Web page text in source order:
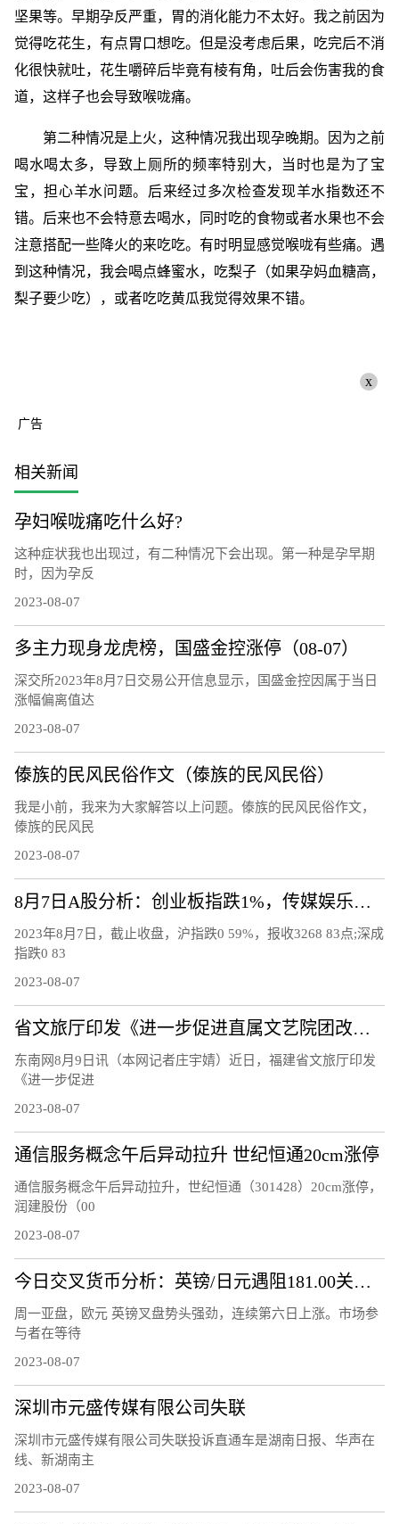
坚果等。早期孕反严重，胃的消化能力不太好。我之前因为
觉得吃花生，有点胃口想吃。但是没考虑后果，吃完后不消
化很快就吐，花生嚼碎后毕竟有棱有角，吐后会伤害我的食
道，这样子也会导致喉咙痛。
第二种情况是上火，这种情况我出现孕晚期。因为之前
喝水喝太多，导致上厕所的频率特别大，当时也是为了宝
宝，担心羊水问题。后来经过多次检查发现羊水指数还不
错。后来也不会特意去喝水，同时吃的食物或者水果也不会
注意搭配一些降火的来吃吃。有时明显感觉喉咙有些痛。遇
到这种情况，我会喝点蜂蜜水，吃梨子（如果孕妈血糖高，
梨子要少吃），或者吃吃黄瓜我觉得效果不错。
x
广告
相关新闻
孕妇喉咙痛吃什么好?
这种症状我也出现过，有二种情况下会出现。第一种是孕早期
时，因为孕反
2023-08-07
多主力现身龙虎榜，国盛金控涨停（08-07）
深交所2023年8月7日交易公开信息显示，国盛金控因属于当日
涨幅偏离值达
2023-08-07
傣族的民风民俗作文（傣族的民风民俗）
我是小前，我来为大家解答以上问题。傣族的民风民俗作文，
傣族的民风民
2023-08-07
8月7日A股分析：创业板指跌1%，传媒娱乐板块逆市上涨
2023年8月7日，截止收盘，沪指跌0 59%，报收3268 83点;深成
指跌0 83
2023-08-07
省文旅厅印发《进一步促进直属文艺院团改革发展的工作措施》
东南网8月9日讯（本网记者庄宇婧）近日，福建省文旅厅印发
《进一步促进
2023-08-07
通信服务概念午后异动拉升 世纪恒通20cm涨停
通信服务概念午后异动拉升，世纪恒通（301428）20cm涨停，
润建股份（00
2023-08-07
今日交叉货币分析：英镑/日元遇阻181.00关口 欧元/英镑升破 0.8600关口
周一亚盘，欧元 英镑叉盘势头强劲，连续第六日上涨。市场参
与者在等待
2023-08-07
深圳市元盛传媒有限公司失联
深圳市元盛传媒有限公司失联投诉直通车是湖南日报、华声在
线、新湖南主
2023-08-07